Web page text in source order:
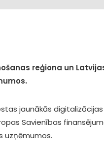
reģiona un
jaunākās
Savienības
uzņēmumos.